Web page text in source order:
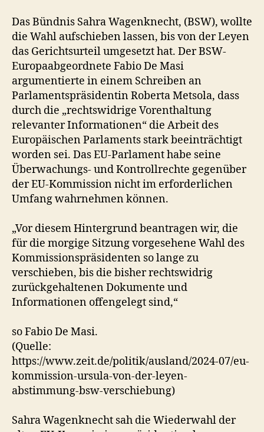
Das Bündnis Sahra Wagenknecht, (BSW), wollte
die Wahl aufschieben lassen, bis von der Leyen
das Gerichtsurteil umgesetzt hat. Der BSW-
Europaabgeordnete Fabio De Masi
argumentierte in einem Schreiben an
Parlamentspräsidentin Roberta Metsola, dass
durch die „rechtswidrige Vorenthaltung
relevanter Informationen“ die Arbeit des
Europäischen Parlaments stark beeinträchtigt
worden sei. Das EU-Parlament habe seine
Überwachungs- und Kontrollrechte gegenüber
der EU-Kommission nicht im erforderlichen
Umfang wahrnehmen können.
„Vor diesem Hintergrund beantragen wir, die
für die morgige Sitzung vorgesehene Wahl des
Kommissionspräsidenten so lange zu
verschieben, bis die bisher rechtswidrig
zurückgehaltenen Dokumente und
Informationen offengelegt sind,“
so Fabio De Masi.
(Quelle:
https://www.zeit.de/politik/ausland/2024-07/eu-
kommission-ursula-von-der-leyen-
abstimmung-bsw-verschiebung)
Sahra Wagenknecht sah die Wiederwahl der